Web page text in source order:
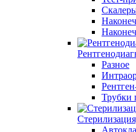
Разное
Трубки